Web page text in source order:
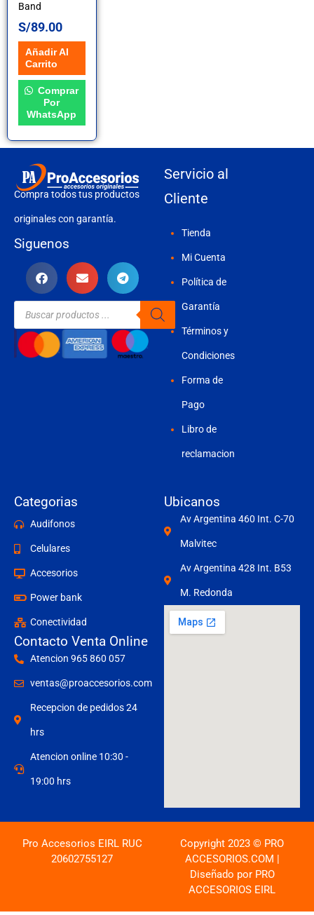
Band
S/89.00
Añadir Al
Carrito
Comprar
Por
WhatsApp
Compra todos tus productos
originales con garantía.
Siguenos
Búsqueda
productos
Servicio al
Cliente
Tienda
Mi Cuenta
Política de
Garantía
Términos y
Condiciones
Forma de
Pago
Libro de
reclamacion
Categorias
Audifonos
Celulares
Accesorios
Power bank
Conectividad
Contacto Venta Online
Atencion 965 860 057
ventas@proaccesorios.com
Recepcion de pedidos 24
hrs
Atencion online 10:30 -
19:00 hrs
Ubicanos
Av Argentina 460 Int. C-70
Malvitec
Av Argentina 428 Int. B53
M. Redonda
Pro Accesorios EIRL RUC
20602755127
Copyright 2023 © PRO
ACCESORIOS.COM |
Diseñado por PRO
ACCESORIOS EIRL